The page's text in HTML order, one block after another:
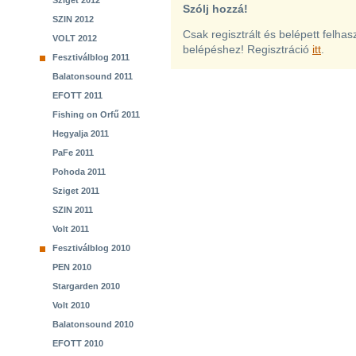
SZIN 2012
VOLT 2012
Fesztiválblog 2011
Balatonsound 2011
EFOTT 2011
Fishing on Orfű 2011
Hegyalja 2011
PaFe 2011
Pohoda 2011
Sziget 2011
SZIN 2011
Volt 2011
Fesztiválblog 2010
PEN 2010
Stargarden 2010
Volt 2010
Balatonsound 2010
EFOTT 2010
Szólj hozzá!
Csak regisztrált és belépett
belépéshez! Regisztráció itt